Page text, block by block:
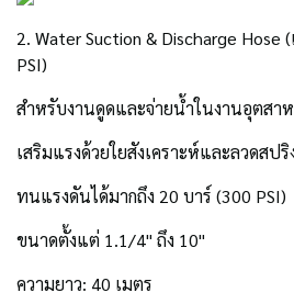
2. Water Suction & Discharge Hose
PSI)
สำหรับงานดูดและจ่ายน้ำในงานอุตสา
เสริมแรงด้วยใยสังเคราะห์และลวดสป
ทนแรงดันได้มากถึง 20 บาร์ (300 PSI)
ขนาดตั้งแต่ 1.1/4" ถึง 10"
ความยาว: 40 เมตร